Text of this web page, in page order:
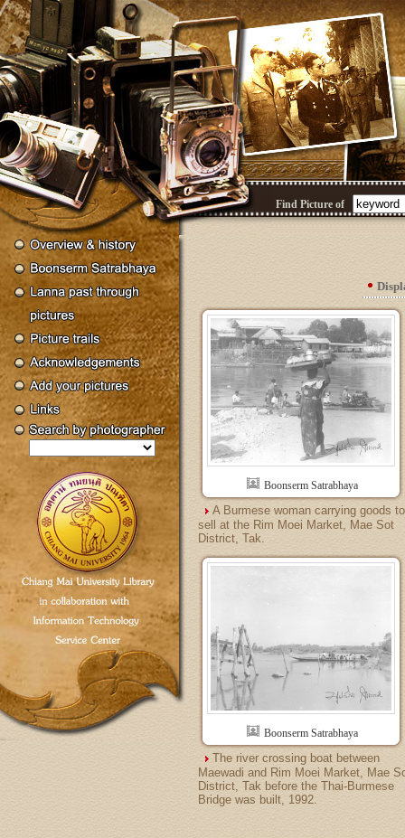
Find Picture of
Boonserm Satrabhaya
A Burmese woman carrying goods to
sell at the Rim Moei Market, Mae Sot
District, Tak.
Boonserm Satrabhaya
The river crossing boat between
Maewadi and Rim Moei Market, Mae
District, Tak before the Thai-Burmese
Bridge was built, 1992.